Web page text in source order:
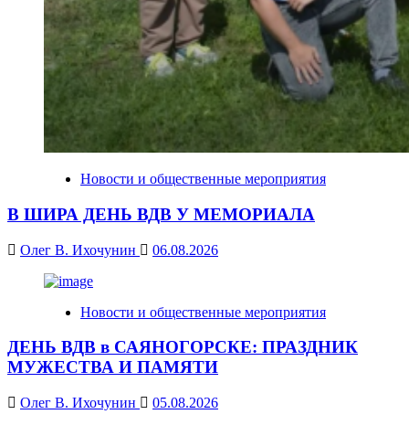
Новости и общественные мероприятия
В ШИРА ДЕНЬ ВДВ У МЕМОРИАЛА
Олег В. Ихочунин 06.08.2026
Новости и общественные мероприятия
ДЕНЬ ВДВ в САЯНОГОРСКЕ: ПРАЗДНИК
МУЖЕСТВА И ПАМЯТИ
Олег В. Ихочунин 05.08.2026